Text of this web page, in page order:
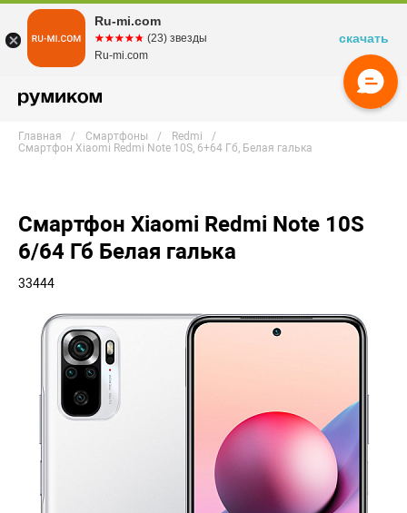
Главная Смартфоны
Redmi
Смартфон Xiaomi Redmi Note 10S, 6+64 Гб, Белая галька
Смартфон Xiaomi Redmi Note 10S
6/64 Гб Белая галька
33444
Ru-mi.com
☆☆☆☆☆
★★★★★ (23) звезды
Ru-mi.com
скачать